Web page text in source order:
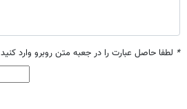
* لطفا حاصل عبارت را در جعبه متن روبرو وارد کنید